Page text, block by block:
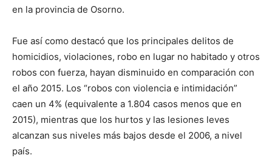
en la provincia de Osorno.
Fue así como destacó que los principales delitos de
homicidios, violaciones, robo en lugar no habitado y otros
robos con fuerza, hayan disminuido en comparación con
el año 2015. Los “robos con violencia e intimidación”
caen un 4% (equivalente a 1.804 casos menos que en
2015), mientras que los hurtos y las lesiones leves
alcanzan sus niveles más bajos desde el 2006, a nivel
país.